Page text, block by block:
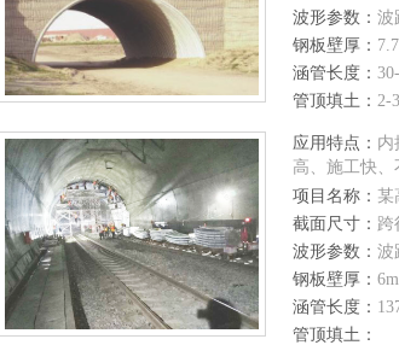
波形参数：波
钢板壁厚：
涵管长度：
管顶填土：2-
应用特点： 内
高、施工快、
项目名称：某
截面尺寸： 跨
波形参数：波
钢板壁厚：
涵管长度：
管顶填土：